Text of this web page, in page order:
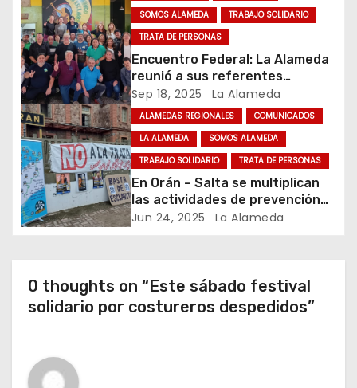
n
t
r
a
d
a
s
SOMOS ALAMEDA
TRABAJO SOLIDARIO
TRATA DE PERSONAS
Encuentro Federal: La Alameda
reunió a sus referentes
provinciales
Sep 18, 2025 La Alameda
ALAMEDAS REGIONALES
COMUNICADOS
LA ALAMEDA
SOMOS ALAMEDA
TRABAJO SOLIDARIO
TRATA DE PERSONAS
En Orán – Salta se multiplican
las actividades de prevención
sobre trata y explotación
Jun 24, 2025 La Alameda
0 thoughts on “Este sábado festival
solidario por costureros despedidos”